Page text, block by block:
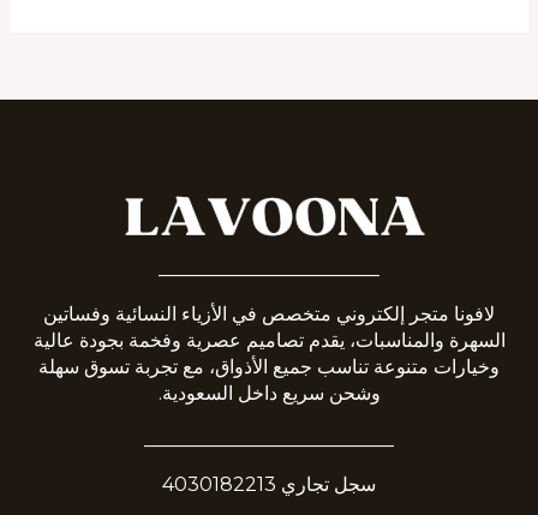
لافونا متجر إلكتروني متخصص في الأزياء النسائية وفساتين
السهرة والمناسبات، يقدم تصاميم عصرية وفخمة بجودة عالية
وخيارات متنوعة تناسب جميع الأذواق، مع تجربة تسوق سهلة
وشحن سريع داخل السعودية.
سجل تجاري 4030182213